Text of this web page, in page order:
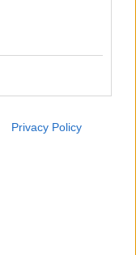
Privacy Policy